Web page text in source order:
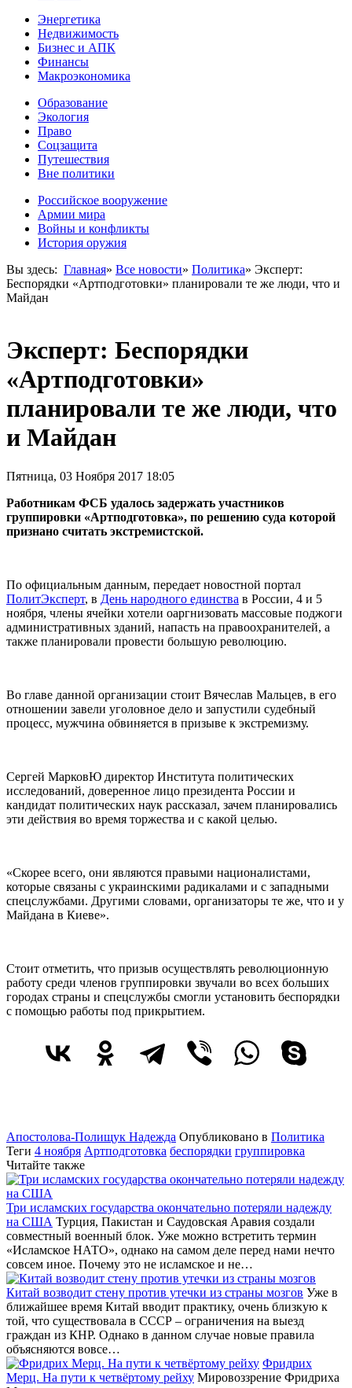
Энергетика
Недвижимость
Бизнес и АПК
Финансы
Макроэкономика
Образование
Экология
Право
Соцзащита
Путешествия
Вне политики
Российское вооружение
Армии мира
Войны и конфликты
История оружия
Вы здесь: Главная» Все новости» Политика» Эксперт:
Беспорядки «Артподготовки» планировали те же люди, что и
Майдан
Эксперт: Беспорядки
«Артподготовки»
планировали те же люди, что
и Майдан
Пятница, 03 Ноября 2017 18:05
Работникам ФСБ удалось задержать участников
группировки «Артподготовка», по решению суда которой
признано считать экстремистской.
По официальным данным, передает новостной портал
ПолитЭксперт, в День народного единства в России, 4 и 5
ноября, члены ячейки хотели оаргнизовать массовые поджоги
административных зданий, напасть на правоохранителей, а
также планировали провести большую революцию.
Во главе данной организации стоит Вячеслав Мальцев, в его
отношении завели уголовное дело и запустили судебный
процесс, мужчина обвиняется в призыве к экстремизму.
Сергей МарковЮ директор Института политических
исследований, доверенное лицо президента России и
кандидат политических наук рассказал, зачем планировались
эти действия во время торжества и с какой целью.
«Скорее всего, они являются правыми националистами,
которые связаны с украинскими радикалами и с западными
спецслужбами. Другими словами, организаторы те же, что и у
Майдана в Киеве».
Стоит отметить, что призыв осуществлять революционную
работу среди членов группировки звучали во всех больших
городах страны и спецслужбы смогли установить беспорядки
с помощью работы под прикрытием.
Апостолова-Полищук Надежда Опубликовано в Политика
Теги 4 ноября Артподготовка беспорядки группировка
Читайте также
Три исламских государства окончательно потеряли надежду
на США Турция, Пакистан и Саудовская Аравия создали
совместный военный блок. Уже можно встретить термин
«Исламское НАТО», однако на самом деле перед нами нечто
совсем иное. Почему это не исламское и не…
Китай возводит стену против утечки из страны мозгов Уже в
ближайшее время Китай вводит практику, очень близкую к
той, что существовала в СССР – ограничения на выезд
граждан из КНР. Однако в данном случае новые правила
объясняются вовсе…
Фридрих
Мерц. На пути к четвёртому рейху Мировоззрение Фридриха